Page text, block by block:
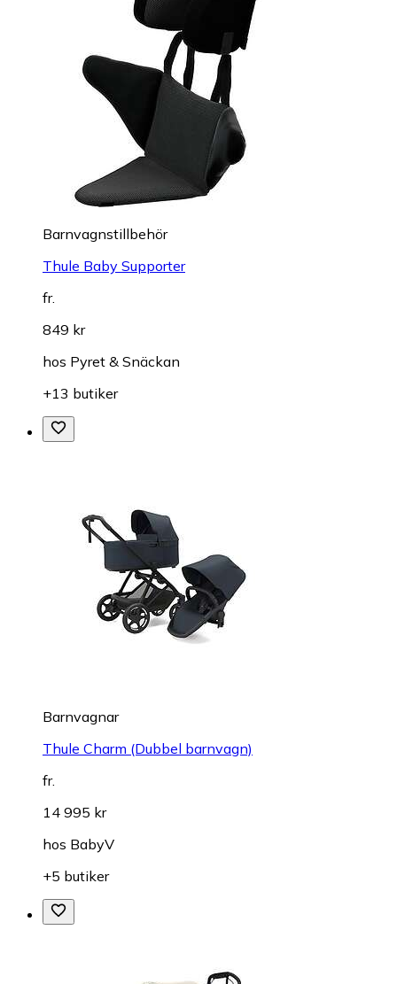
Barnvagnstillbehör
Thule Baby Supporter
fr.
849 kr
hos Pyret & Snäckan
+13 butiker
Barnvagnar
Thule Charm (Dubbel barnvagn)
fr.
14 995 kr
hos BabyV
+5 butiker